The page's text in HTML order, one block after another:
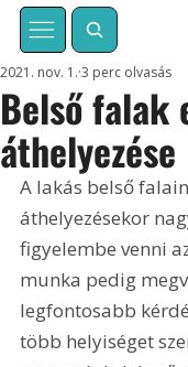
Belső falak
áthelyezése
2021. nov. 1. 3 perc olvasás
A lakás belső
áthelyezésekor
figyelembe venni
munka pedig
legfontosabb
több helyiséget